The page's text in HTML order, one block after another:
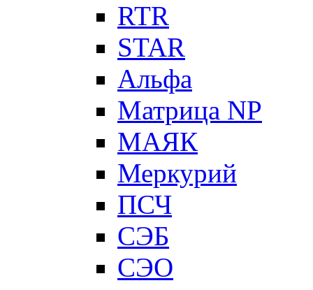
RTR
STAR
Альфа
Матрица NP
МАЯК
Меркурий
ПСЧ
СЭБ
СЭО